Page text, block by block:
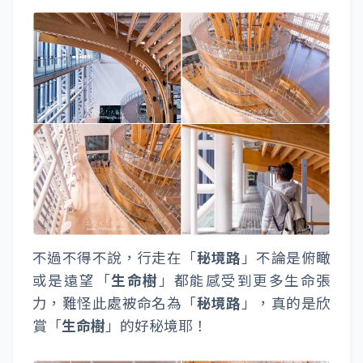
不過不得不說，行走在「秘境路」不論是俯瞰
或是遠望「生命樹」都能感受到更多生命張
力，難怪此處被命名為「秘境路」，真的是欣
賞「生命樹」的好秘境耶！